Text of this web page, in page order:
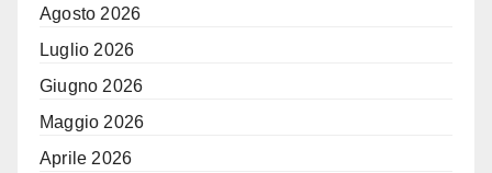
Agosto 2026
Luglio 2026
Giugno 2026
Maggio 2026
Aprile 2026